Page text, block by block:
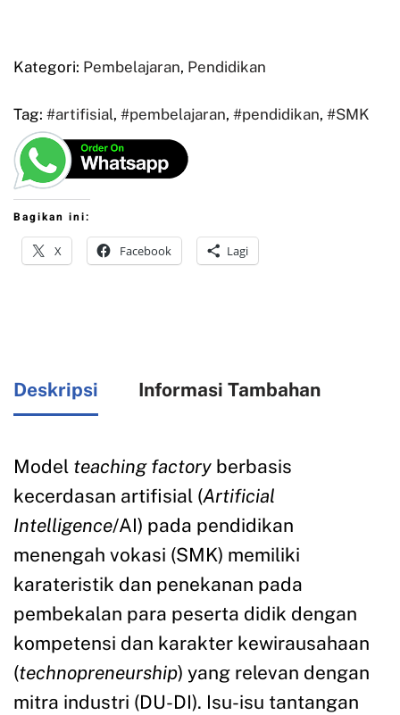
Kategori: Pembelajaran, Pendidikan
Tag: #artifisial, #pembelajaran, #pendidikan, #SMK
Bagikan ini:
X Facebook Lagi
Deskripsi Informasi Tambahan
Model teaching factory berbasis
kecerdasan artifisial (Artificial
Intelligence/AI) pada pendidikan
menengah vokasi (SMK) memiliki
karateristik dan penekanan pada
pembekalan para peserta didik dengan
kompetensi dan karakter kewirausahaan
(technopreneurship) yang relevan dengan
mitra industri (DU-DI). Isu-isu tantangan